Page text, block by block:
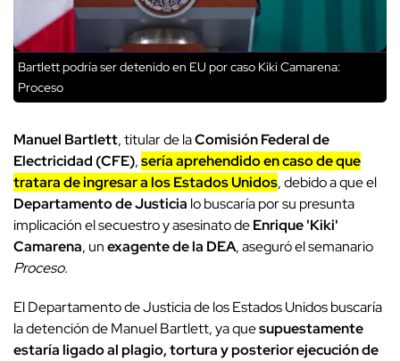
Bartlett podría ser detenido en EU por caso Kiki Camarena:
Proceso
Manuel Bartlett, titular de laComisión Federal de
Electricidad (CFE),sería aprehendido en caso de que
tratara de ingresar a los Estados Unidos, debido a que el
Departamento de Justicia lo buscaría por su presunta
implicación el secuestro y asesinato deEnrique 'Kiki'
Camarena, unexagente de la DEA, aseguró el semanario
Proceso.
El Departamento de Justicia de los Estados Unidos buscaría
la detención de Manuel Bartlett, ya quesupuestamente
estaría ligado al plagio, tortura y posterior ejecución de